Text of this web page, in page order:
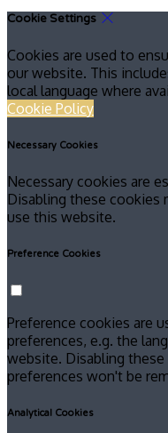
Cookie Settings
Cookies are used to
our website. This
local language where
Cookie Policy
Necessary Cookies
Necessary cookies are
Disabling these cookies
use this website.
Preference Cookies
Preference cookies are
preferences, e.g. the
website. Disabling
preferences won't be
Analytical Cookies